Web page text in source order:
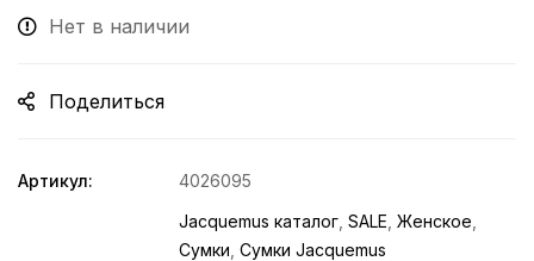
Нет в наличии
Поделиться
Артикул:
4026095
Jacquemus каталог SALE Женское
Сумки Сумки Jacquemus